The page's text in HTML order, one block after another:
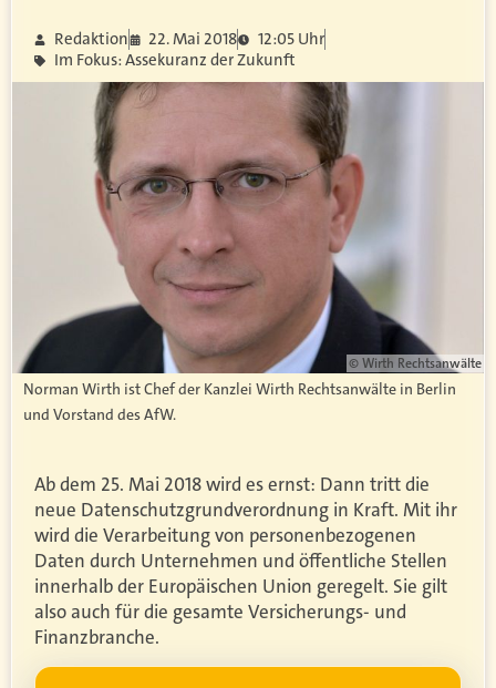
Redaktion 22. Mai 2018
12:05 Uhr
Im Fokus: Assekuranz der Zukunft
© Wirth Rechtsanwälte
Norman Wirth ist Chef der Kanzlei Wirth Rechtsanwälte in Berlin
und Vorstand des AfW.
Ab dem 25. Mai 2018 wird es ernst: Dann tritt die
neue Datenschutzgrundverordnung in Kraft. Mit ihr
wird die Verarbeitung von personenbezogenen
Daten durch Unternehmen und öffentliche Stellen
innerhalb der Europäischen Union geregelt. Sie gilt
also auch für die gesamte Versicherungs- und
Finanzbranche.